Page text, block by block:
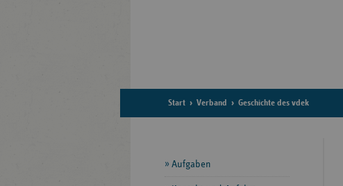
Start Verband Geschichte des vdek
Seitennavigation
Aufgaben